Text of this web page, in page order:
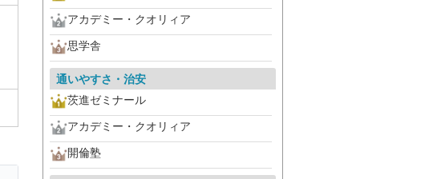
アカデミー・クオリィア
思学舎
通いやすさ・治安
茨進ゼミナール
アカデミー・クオリィア
開倫塾